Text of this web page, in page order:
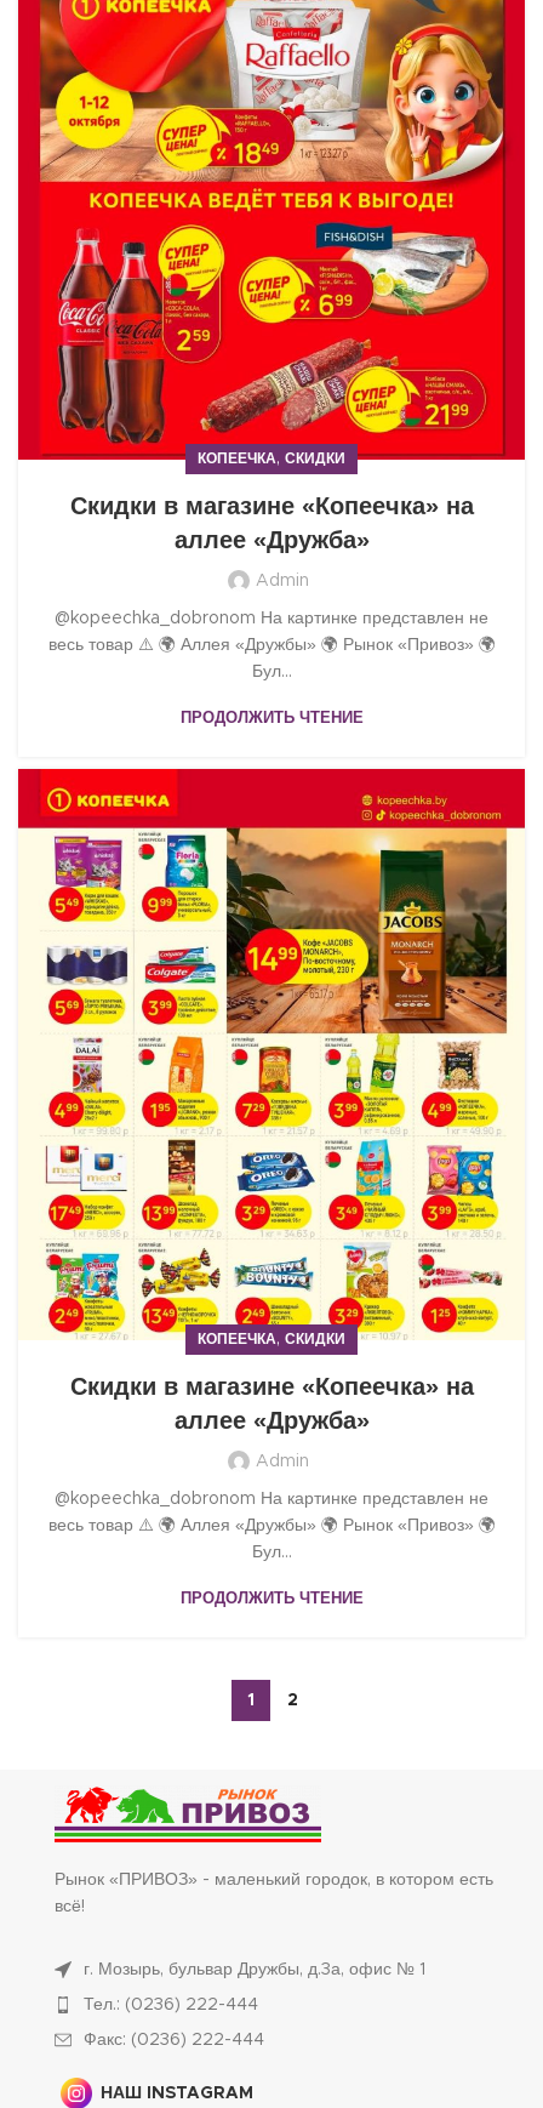
КОПЕЕЧКА, СКИДКИ
Скидки в магазине «Копеечка» на
аллее «Дружба»
Admin
@kopeechka_dobronom На картинке представлен не
весь товар ⚠️ 🌍 Аллея «Дружбы» 🌍 Рынок «Привоз» 🌍
Бул...
ПРОДОЛЖИТЬ ЧТЕНИЕ
КОПЕЕЧКА, СКИДКИ
Скидки в магазине «Копеечка» на
аллее «Дружба»
Admin
@kopeechka_dobronom На картинке представлен не
весь товар ⚠️ 🌍 Аллея «Дружбы» 🌍 Рынок «Привоз» 🌍
Бул...
ПРОДОЛЖИТЬ ЧТЕНИЕ
1 2
Рынок «ПРИВОЗ» - маленький городок, в котором есть
всё!
г. Мозырь, бульвар Дружбы, д.3а, офис № 1
Тел.: (0236) 222-444
Факс: (0236) 222-444
НАШ INSTAGRAM